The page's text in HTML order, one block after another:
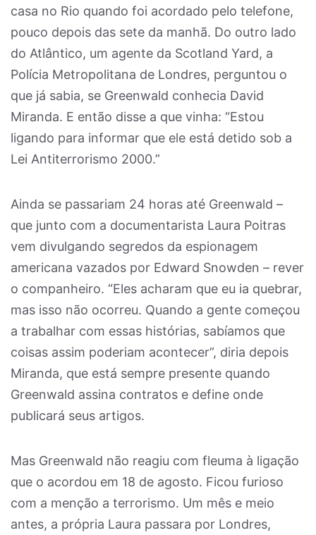
casa no Rio quando foi acordado pelo telefone,
pouco depois das sete da manhã. Do outro lado
do Atlântico, um agente da Scotland Yard, a
Polícia Metropolitana de Londres, perguntou o
que já sabia, se Greenwald conhecia David
Miranda. E então disse a que vinha: “Estou
ligando para informar que ele está detido sob a
Lei Antiterrorismo 2000.”
Ainda se passariam 24 horas até Greenwald –
que junto com a documentarista Laura Poitras
vem divulgando segredos da espionagem
americana vazados por Edward Snowden – rever
o companheiro. “Eles acharam que eu ia quebrar,
mas isso não ocorreu. Quando a gente começou
a trabalhar com essas histórias, sabíamos que
coisas assim poderiam acontecer”, diria depois
Miranda, que está sempre presente quando
Greenwald assina contratos e define onde
publicará seus artigos.
Mas Greenwald não reagiu com fleuma à ligação
que o acordou em 18 de agosto. Ficou furioso
com a menção a terrorismo. Um mês e meio
antes, a própria Laura passara por Londres,